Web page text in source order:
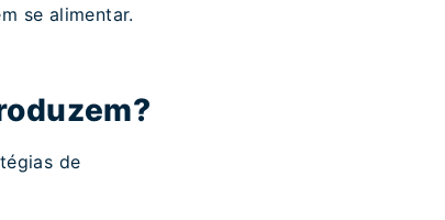
se alimentar.
de